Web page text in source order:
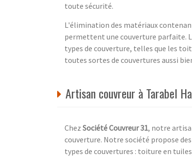
toute sécurité.
L'élimination des matériaux
permettent une couverture parfaite.
types de couverture, telles que les
toutes sortes de couvertures aussi
Artisan couvreur à Tarabel
Chez Société Couvreur 31, notre
couverture. Notre société propose
types de couvertures : toiture en